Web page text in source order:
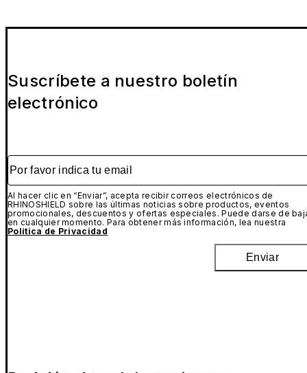
Suscríbete a nuestro boletín
electrónico
Por favor indica tu email
Al hacer clic en “Enviar”, acepta recibir correos electrónicos de
RHINOSHIELD sobre las últimas noticias sobre productos, eventos
promocionales, descuentos y ofertas especiales. Puede darse de
en cualquier momento. Para obtener más información, lea nuestra
Política de Privacidad
Enviar